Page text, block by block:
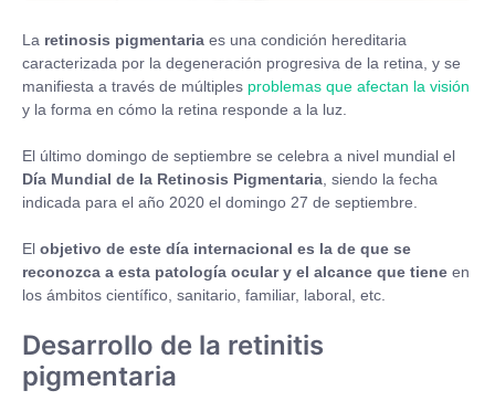
La retinosis pigmentaria es una condición hereditaria
caracterizada por la degeneración progresiva de la retina, y se
manifiesta a través de múltiples problemas que afectan la visión
y la forma en cómo la retina responde a la luz.
El último domingo de septiembre se celebra a nivel mundial el
Día Mundial de la Retinosis Pigmentaria , siendo la fecha
indicada para el año 2020 el domingo 27 de septiembre.
El objetivo de este día internacional es la de que se
reconozca a esta patología ocular y el alcance que tiene en
los ámbitos científico, sanitario, familiar, laboral, etc.
Desarrollo de la retinitis
pigmentaria